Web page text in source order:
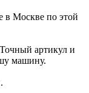
в Москве по этой
артикул и
машину.